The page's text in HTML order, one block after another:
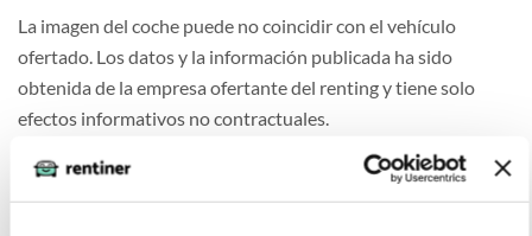
La imagen del coche puede no coincidir con el vehículo
ofertado. Los datos y la información publicada ha sido
obtenida de la empresa ofertante del renting y tiene solo
efectos informativos no contractuales.